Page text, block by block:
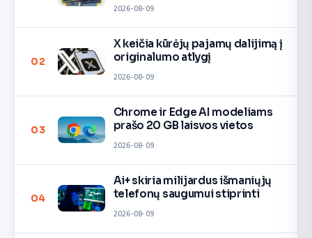
2026-08-09
02
X keičia kūrėjų pajamų dalijimą į
originalumo atlygį
2026-08-09
03
Chrome ir Edge AI modeliams
prašo 20 GB laisvos vietos
2026-08-09
04
Ai+ skiria milijardus išmaniųjų
telefonų saugumui stiprinti
2026-08-09